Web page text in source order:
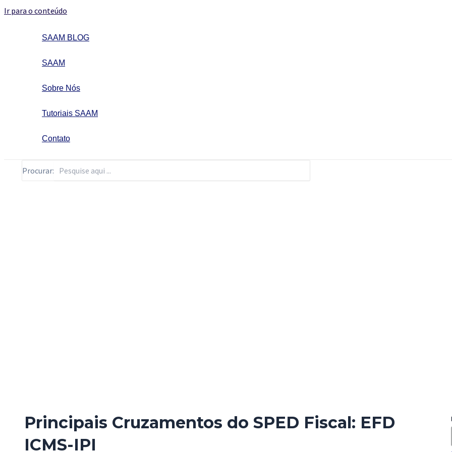
Ir para o conteúdo
SAAM BLOG
SAAM
Sobre Nós
Tutoriais SAAM
Contato
Procurar:
Principais Cruzamentos do SPED Fiscal: EFD
ICMS-IPI